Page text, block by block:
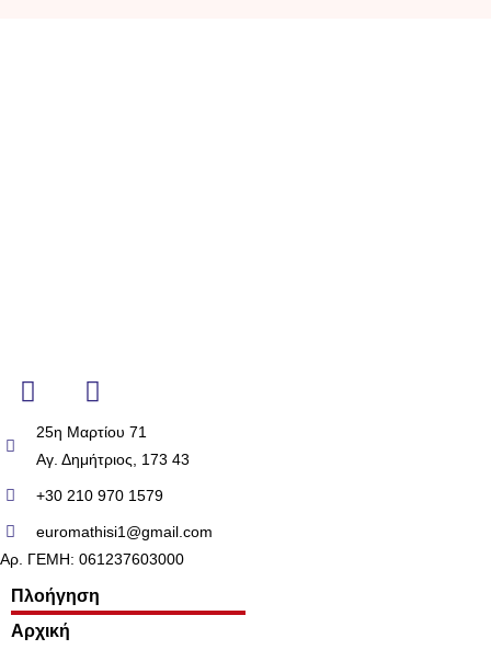
25η Μαρτίου 71
Αγ. Δημήτριος, 173 43
+30 210 970 1579
euromathisi1@gmail.com
Αρ. ΓΕΜΗ: 061237603000
Πλοήγηση
Αρχική